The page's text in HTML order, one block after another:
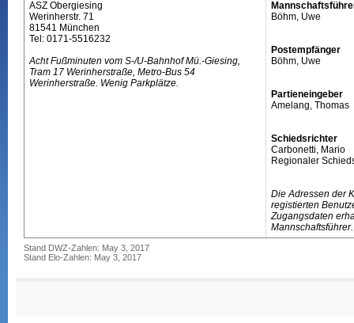
ASZ Obergiesing
Werinherstr. 71
81541 München
Tel: 0171-5516232
Acht Fußminuten vom S-/U-Bahnhof Mü.-Giesing,
Tram 17 Werinherstraße, Metro-Bus 54
Werinherstraße. Wenig Parkplätze.
Böhm, Uwe
Postempfänger
Böhm, Uwe
Partieneingeber
Amelang, Thomas
Schiedsrichter
Carbonetti, Mario
Regionaler
Die Adressen der
registierten
Zugangsdaten
Mannschaftsführer.
Stand DWZ-Zahlen: May 3, 2017
Stand Elo-Zahlen: May 3, 2017